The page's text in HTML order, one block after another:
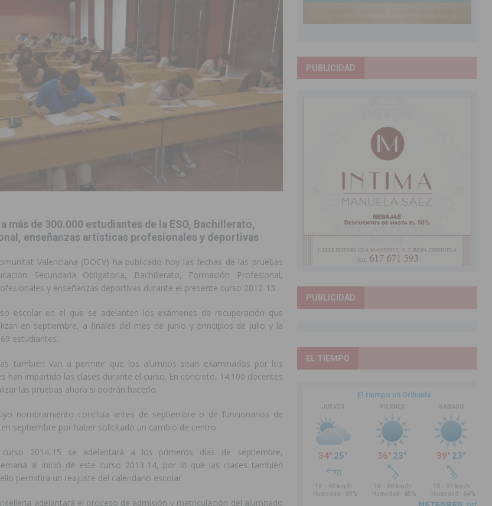
la seguridad y la continuidad educativa del alumnado del
tras superar los 78.000 espectadores
TORREVIEJA
12 de agosto con protección homologada y a planificar
disponibles para las mujeres víctimas de violencia
en honor a la Virgen de la Salud y San Miguel
‘sin mejoras ni bonificaciones’
de incendios en los municipios alicantinos, entre
abiertas a la comunidad en San Miguel de Salinas
más de 300.000 estudiantes de la ESO, Bachillerato,
enseñanzas artísticas profesionales y deportivas
Valenciana (DOCV) ha publicado hoy las fechas de las pruebas
Secundaria Obligatoria, Bachillerato, Formación Profesional,
y enseñanzas deportivas durante el presente curso 2012-13.
escolar en el que se adelanten los exámenes de recuperación que
en septiembre, a finales del mes de junio y principios de julio y la
estudiantes.
también van a permitir que los alumnos sean examinados por los
han impartido las clases durante el curso. En concreto, 14.100 docentes
las pruebas ahora si podrán hacerlo.
nombramiento concluía antes de septiembre o de funcionarios de
septiembre por haber solicitado un cambio de centro.
2014-15 se adelantará a los primeros días de septiembre,
al inicio de este curso 2013-14, por lo que las clases también
permitirá un reajuste del calendario escolar.
adelantará el proceso de admisión y matriculación del alumnado
PUBLICIDAD
PUBLICIDAD
EL TIEMPO